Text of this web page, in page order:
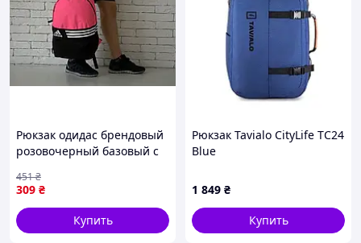
Рюкзак одидас брендовый
розовочерный базовый с
Рюкзак одідас брендовий
рожево чорний базовий з
логотипом
309 ₴
451₴
Купить
Рюкзак Tavialo CityLife TC24
Blue
1 849 ₴
Купить